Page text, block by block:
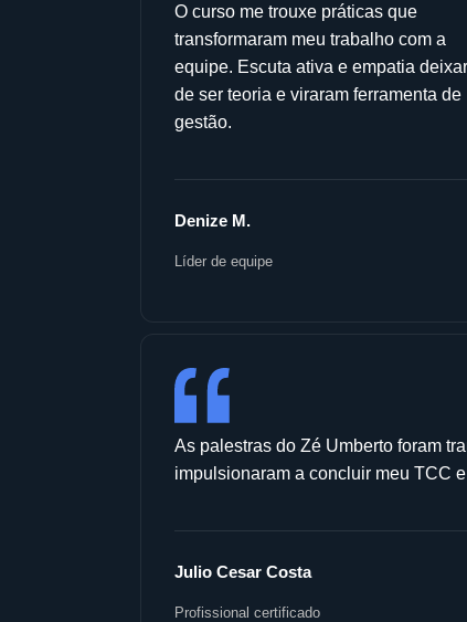
O curso me trouxe práticas que
transformaram meu trabalho com a
equipe. Escuta ativa e empatia
de ser teoria e viraram ferramenta de
gestão.
Denize M.
Líder de equipe
As palestras do Zé Umberto foram
impulsionaram a concluir meu TCC
Julio Cesar Costa
Profissional certificado